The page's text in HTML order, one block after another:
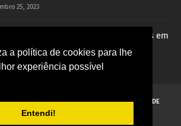
a política de cookies para lhe
experiência possível
Entendi!
25, 2023
Bolsonaro avança em negociações em
no Oriente Médio com grandes
para o Brasil.
17, 2021
SOBRE O AUTOR
POLÍTICA DE PRIVACIDADE
TERMOS DE USO